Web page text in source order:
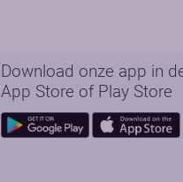
Download onze app in
App Store of Play Store